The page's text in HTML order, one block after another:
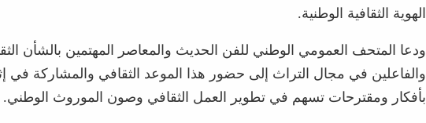
الهوية الثقافية الوطنية.
ودعا المتحف العمومي الوطني للفن الحديث والمعاصر المهتمين بالشأن
والفاعلين في مجال التراث إلى حضور هذا الموعد الثقافي والمشاركة في
بأفكار ومقترحات تسهم في تطوير العمل الثقافي وصون الموروث الوطني.